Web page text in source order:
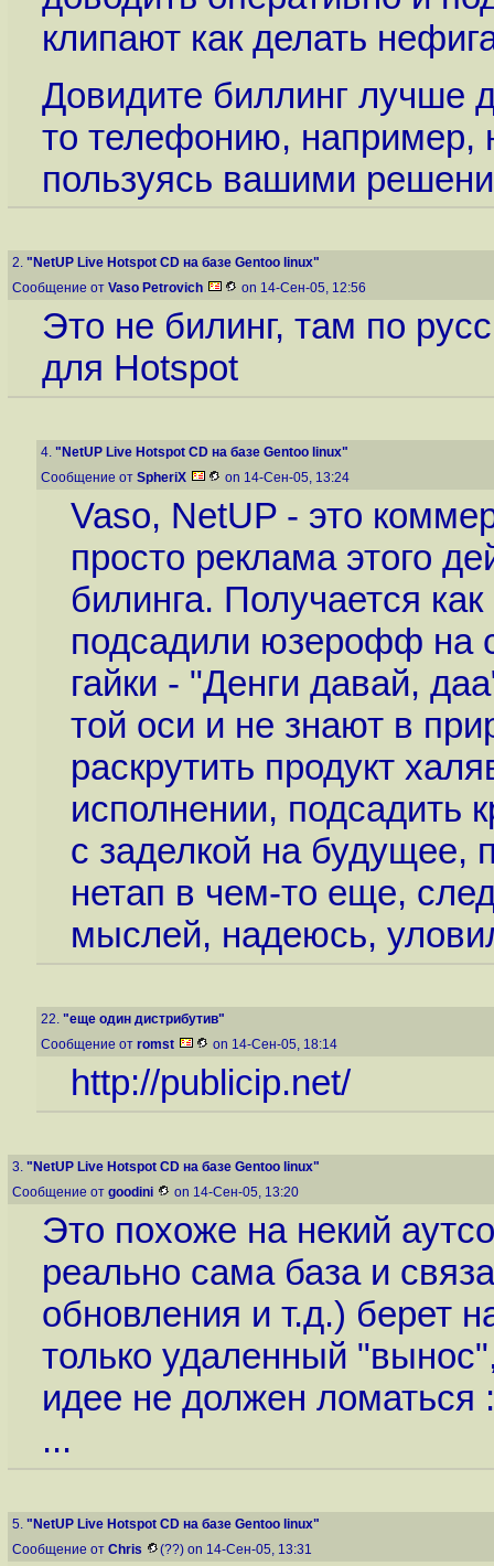
клипают как делать
Довидите биллинг лучше
то телефонию, например,
пользуясь вашими
2. "NetUP Live Hotspot CD на базе Gentoo linux"
Сообщение от Vaso Petrovich on 14-Сен-05, 12:56
Это не билинг, там по
для Hotspot
4. "NetUP Live Hotspot CD на базе Gentoo linux"
Сообщение от SpheriX on 14-Сен-05, 13:24
Vaso, NetUP - это
просто реклама этого
билинга. Получается
подсадили юзерофф на
гайки - "Денги давай,
той оси и не знают в
раскрутить продукт
исполнении, подсадить
с заделкой на будущее,
нетап в чем-то еще,
мыслей, надеюсь,
22. "еще один дистрибутив"
Сообщение от romst on 14-Сен-05, 18:14
http://publicip.net/
3. "NetUP Live Hotspot CD на базе Gentoo linux"
Сообщение от goodini on 14-Сен-05, 13:20
Это похоже на некий
реально сама база и
обновления и т.д.) берет
только удаленный
идее не должен
...
5. "NetUP Live Hotspot CD на базе Gentoo linux"
Сообщение от Chris (??) on 14-Сен-05, 13:31